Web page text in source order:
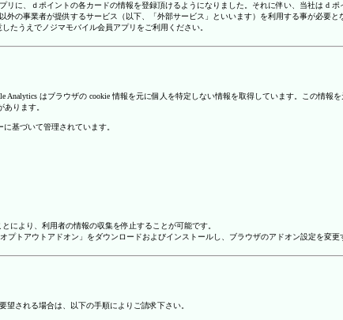
に、ｄポイントの各カードの情報を登録頂けるようになりました。それに伴い、当社は d
の事業者が提供するサービス（以下、「外部サービス」といいます）を利用する事が必要
たうえでノジマモバイル会員アプリをご利用ください。
Analytics はブラウザの cookie 情報を元に個人を特定しない情報を取得しています。この情
ります。
基づいて管理されています。
により、利用者の情報の収集を停止することが可能です。
プトアウトアドオン」をダウンロードおよびインストールし、ブラウザのアドオン設定を変更
される場合は、以下の手順によりご請求下さい。